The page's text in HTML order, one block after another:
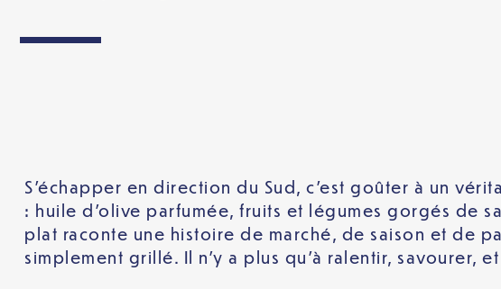
S’échapper en direction du Sud, c’est goûter à un
: huile d’olive parfumée, fruits et légumes gorgés de
plat raconte une histoire de marché, de saison et de
simplement grillé. Il n’y a plus qu’à ralentir, savourer,